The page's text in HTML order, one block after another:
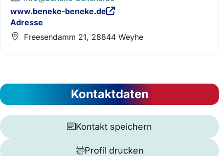
www.beneke-beneke.de
Adresse
Freesendamm 21, 28844 Weyhe
Kontaktdaten
Kontakt speichern
Profil drucken